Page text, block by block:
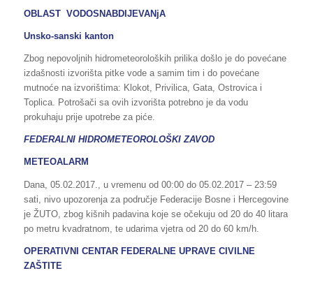
OBLAST VODOSNABDIJEVANjA
Unsko-sanski kanton
Zbog nepovoljnih hidrometeoroloških prilika došlo je do povećane
izdašnosti izvorišta pitke vode a samim tim i do povećane
mutnoće na izvorištima: Klokot, Privilica, Gata, Ostrovica i
Toplica. Potrošači sa ovih izvorišta potrebno je da vodu
prokuhaju prije upotrebe za piće.
FEDERALNI HIDROMETEOROLOŠKI ZAVOD
METEOALARM
Dana, 05.02.2017., u vremenu od 00:00 do 05.02.2017 – 23:59
sati, nivo upozorenja za područje Federacije Bosne i Hercegovine
je ŽUTO, zbog kišnih padavina koje se očekuju od 20 do 40 litara
po metru kvadratnom, te udarima vjetra od 20 do 60 km/h.
OPERATIVNI CENTAR FEDERALNE UPRAVE CIVILNE
ZAŠTITE